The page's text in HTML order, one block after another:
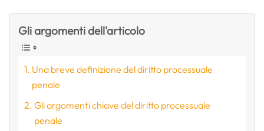
Gli argomenti dell'articolo
Una breve definizione del diritto processuale
penale
Gli argomenti chiave del diritto processuale
penale